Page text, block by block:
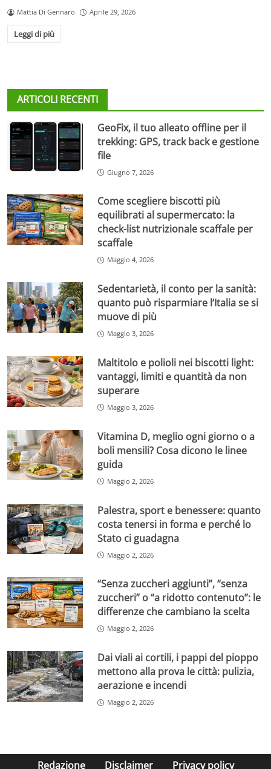
Mattia Di Gennaro Aprile 29, 2026
Leggi di più
ARTICOLI RECENTI
GeoFix, il tuo alleato offline per il
trekking: GPS, track back e gestione
file
Giugno 7, 2026
Come scegliere biscotti più
equilibrati al supermercato: la
check-list nutrizionale scaffale per
scaffale
Maggio 4, 2026
Sedentarietà, il conto per la sanità:
quanto può risparmiare l’Italia se si
muove di più
Maggio 3, 2026
Maltitolo e polioli nei biscotti light:
vantaggi, limiti e quantità da non
superare
Maggio 3, 2026
Vitamina D, meglio ogni giorno o a
boli mensili? Cosa dicono le linee
guida
Maggio 2, 2026
Palestra, sport e benessere: quanto
costa tenersi in forma e perché lo
Stato ci guadagna
Maggio 2, 2026
“Senza zuccheri aggiunti”, “senza
zuccheri” o “a ridotto contenuto”: le
differenze che cambiano la scelta
Maggio 2, 2026
Dai viali ai cortili, i pappi del pioppo
mettono alla prova le città: pulizia,
aerazione e incendi
Maggio 2, 2026
Redazione Disclaimer Privacy policy